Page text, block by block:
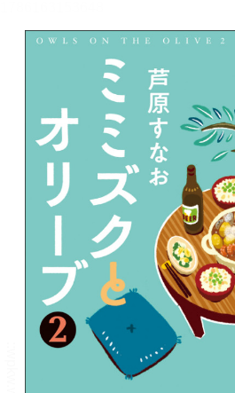
書誌情報
この作品の書誌情報を表示します。
目次・しおり・メモ
目次・しおり・メモを一覧で表示します。
本文検索
本文内から文字を検索します。
自動ページ送り
一定時間経つ毎に自動でページを送ります。
リーダー設定
文字サイズ、エフェクトの変更などを行います。